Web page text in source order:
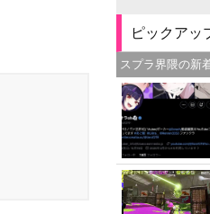
ピックアッ
スプラ界隈の新